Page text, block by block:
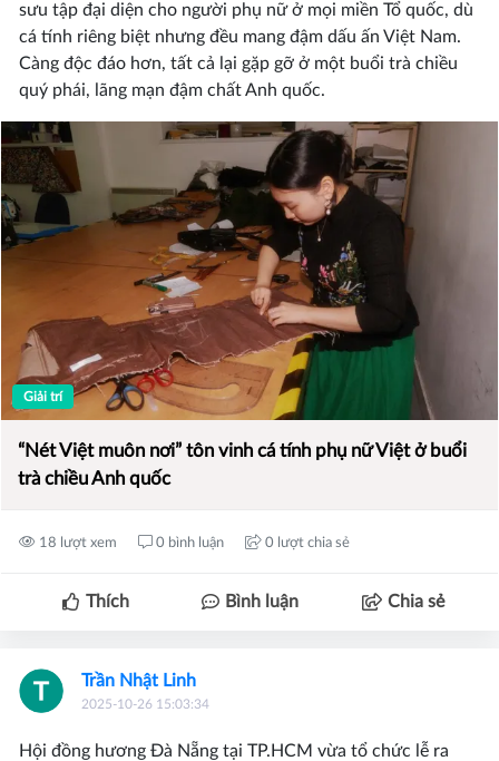
sưu tập đại diện cho người phụ nữ ở mọi miền Tổ quốc, dù
cá tính riêng biệt nhưng đều mang đậm dấu ấn Việt Nam.
Càng độc đáo hơn, tất cả lại gặp gỡ ở một buổi trà chiều
quý phái, lãng mạn đậm chất Anh quốc.
Giải trí
“Nét Việt muôn nơi” tôn vinh cá tính phụ nữ Việt ở buổi
trà chiều Anh quốc
18 lượt xem 0 bình luận 0 lượt chia sẻ
Thích Bình luận Chia sẻ
Trần Nhật Linh
2025-10-26 15:03:34
Hội đồng hương Đà Nẵng tại TP.HCM vừa tổ chức lễ ra